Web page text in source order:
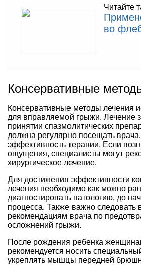
Читайте
во
Консервативные
Консервативные методы лечения
для вправляемой грыжи. Лечение
принятии спазмолитических
должна регулярно посещать
эффективность терапии. Если
ощущения, специалисты могут
хирургическое лечение.
Для достижения эффективности
лечения необходимо как можно
диагностировать патологию, до
процесса. Также важно следовать
рекомендациям врача по
осложнений грыжи.
После рождения ребенка
рекомендуется носить
укреплять мышцы передней